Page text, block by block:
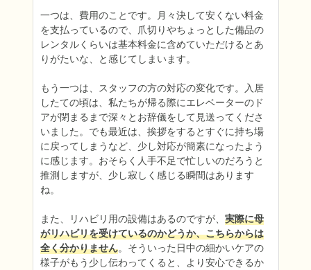
一つは、費用のことです。月々決して安くない料金
を支払っているので、爪切りやちょっとした備品の
レンタルくらいは基本料金に含めていただけるとあ
りがたいな、と感じてしまいます。
もう一つは、スタッフの方の対応の変化です。入居
したての頃は、私たちが帰る際にエレベーターのド
アが閉まるまで深々とお辞儀をして見送ってくださ
いました。でも最近は、挨拶をするとすぐに持ち場
に戻ってしまうなど、少し対応が簡素になったよう
に感じます。おそらく人手不足で忙しいのだろうと
推測しますが、少し寂しく感じる瞬間はあります
ね。
また、リハビリ用の設備はあるのですが、 実際に母
がリハビリを受けているのかどうか、こちらからは
全く分かりません。そういった日中の細かいケアの
様子がもう少し伝わってくると、より安心できるか